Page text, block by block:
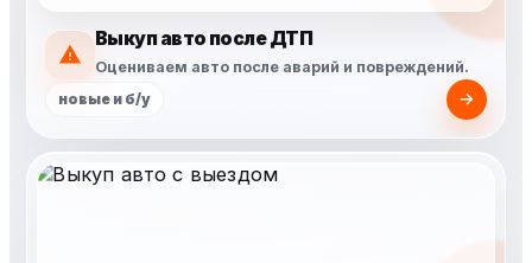
Выкуп авто после ДТП
Оцениваем авто после аварий и повреждений.
новые и б/у